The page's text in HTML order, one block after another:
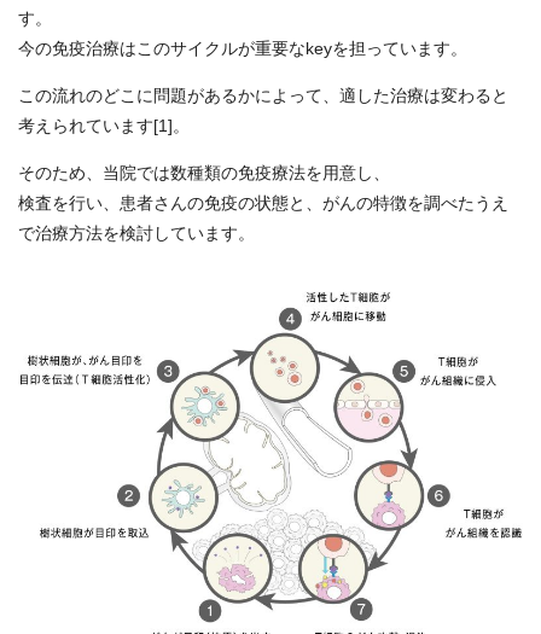
す。
今の免疫治療はこのサイクルが重要なkeyを担っています。
この流れのどこに問題があるかによって、適した治療は変わると
考えられています[1]。
そのため、当院では数種類の免疫療法を用意し、
検査を行い、患者さんの免疫の状態と、がんの特徴を調べたうえ
で治療方法を検討しています。